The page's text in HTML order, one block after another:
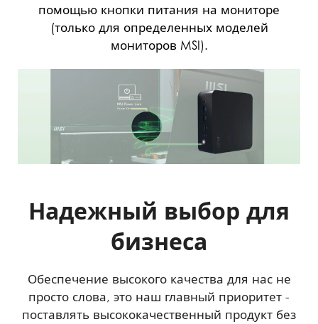
помощью кнопки питания на мониторе
(только для определенных моделей
мониторов MSI).
Надежный выбор для
бизнеса
Обеспечение высокого качества для нас не
просто слова, это наш главный приоритет -
поставлять высококачественный продукт без